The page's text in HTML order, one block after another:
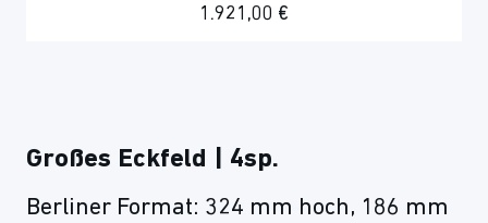
1.921,00 €
Großes Eckfeld | 4sp.
Berliner Format: 324 mm hoch, 186 mm